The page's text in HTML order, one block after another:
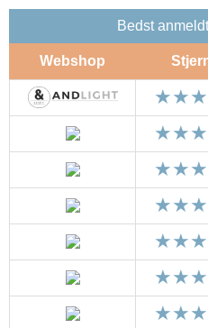
Bedst
Webshop